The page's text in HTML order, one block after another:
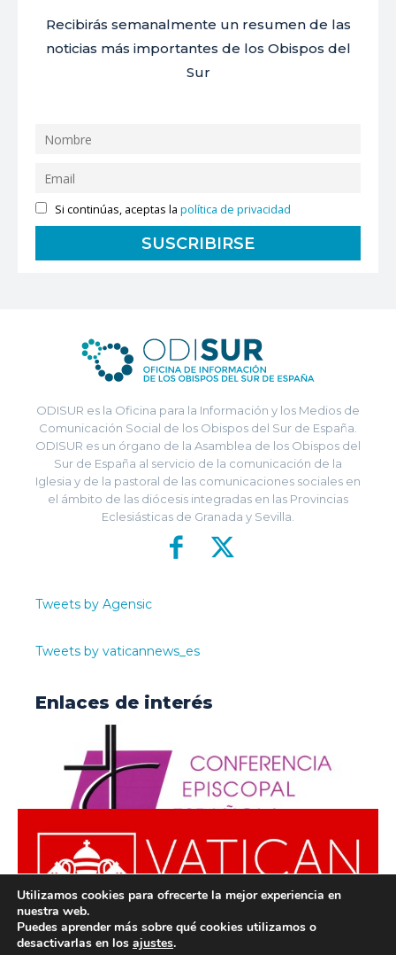
Recibirás semanalmente un resumen de las
noticias más importantes de los Obispos del
Sur
Si continúas, aceptas lapolítica de privacidad
ODISUR es la Oficina para la Información y los Medios de
Comunicación Social de los Obispos del Sur de España.
ODISUR es un órgano de la Asamblea de los Obispos del
Sur de España al servicio de la comunicación de la
Iglesia y de la pastoral de las comunicaciones sociales en
el ámbito de las diócesis integradas en las Provincias
Eclesiásticas de Granada y Sevilla.
Tweets by Agensic
Tweets by vaticannews_es
Enlaces de interés
Utilizamos cookies para ofrecerte la mejor experiencia en
nuestra web.
Puedes aprender más sobre qué cookies utilizamos o
desactivarlas en los ajustes.